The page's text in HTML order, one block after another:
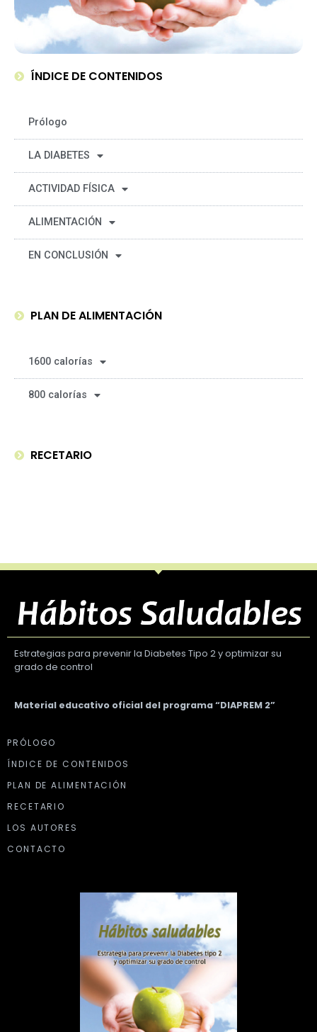
ÍNDICE DE CONTENIDOS
Prólogo
LA DIABETES
ACTIVIDAD FÍSICA
ALIMENTACIÓN
EN CONCLUSIÓN
PLAN DE ALIMENTACIÓN
1600 calorías
800 calorías
RECETARIO
Estrategias para prevenir la Diabetes Tipo 2 y optimizar su
grado de control
Material educativo oficial del programa “DIAPREM 2”
PRÓLOGO
ÍNDICE DE CONTENIDOS
PLAN DE ALIMENTACIÓN
RECETARIO
LOS AUTORES
CONTACTO